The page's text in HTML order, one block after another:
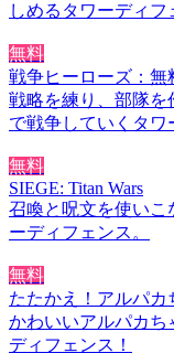
しめるタワーディフ
無料
戦争ヒーローズ：無
戦略を練り、部隊を
で戦争していくタワ
無料
SIEGE: Titan Wars
召喚と呪文を使いこ
ーディフェンス。
無料
たたかえ！アルパカ
かわいいアルパカち
ディフェンス！